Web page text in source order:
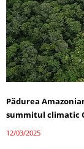
Pădurea
summitul climatic
12/03/2025